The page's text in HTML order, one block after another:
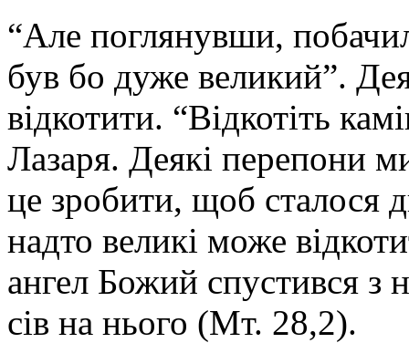
“Але поглянувши,
був бо дуже великий”.
відкотити. “Відкотіть
Лазаря. Деякі перепони
це зробити, щоб сталося
надто великі може
ангел Божий спустився з
сів на нього (Мт. 28,2).